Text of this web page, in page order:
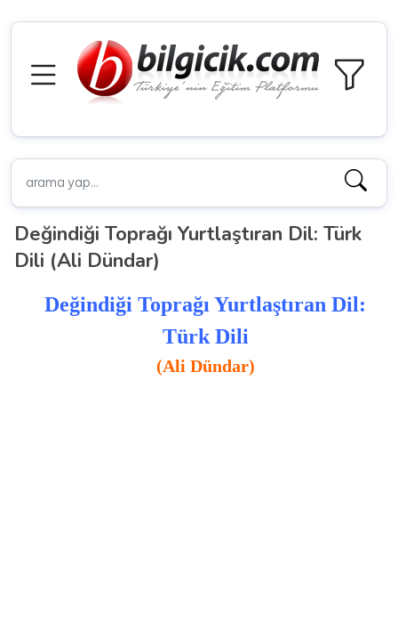
Değindiği Toprağı Yurtlaştıran Dil: Türk
Dili (Ali Dündar)
Değindiği Toprağı Yurtlaştıran Dil:
Türk Dili
(Ali Dündar)